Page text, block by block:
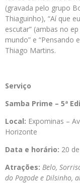
(gravada pelo grupo
Thiaguinho), “Aí que
escutar” (ambas no
mundo” e “Pensando
Thiago Martins.
Serviço
Samba Prime – 5ª
Local: Expominas –
Horizonte
Data e horário: 20
Atrações: Belo,
do Pagode e Dilsinho,